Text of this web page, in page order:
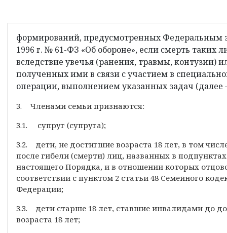
формирований, предусмотренных Федеральным
1996 г. № 61-ФЗ «Об обороне», если смерть таких
вследствие увечья (ранения, травмы, контузии)
полученных ими в связи с участием в
операции, выполнением указанных задач
3. Членами семьи признаются:
3.1. супруг (супруга);
3.2. дети, не достигшие возраста 18 лет, в том
после гибели (смерти) лиц, названных в подпунктах
настоящего Порядка, и в отношении которых
соответствии с пунктом 2 статьи 48 Семейного
Федерации;
3.3. дети старше 18 лет, ставшие инвалидами до
возраста 18 лет;